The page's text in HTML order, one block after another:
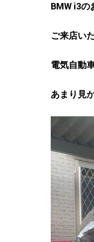
BMW i3の
ご来店い
電気自動
あまり見